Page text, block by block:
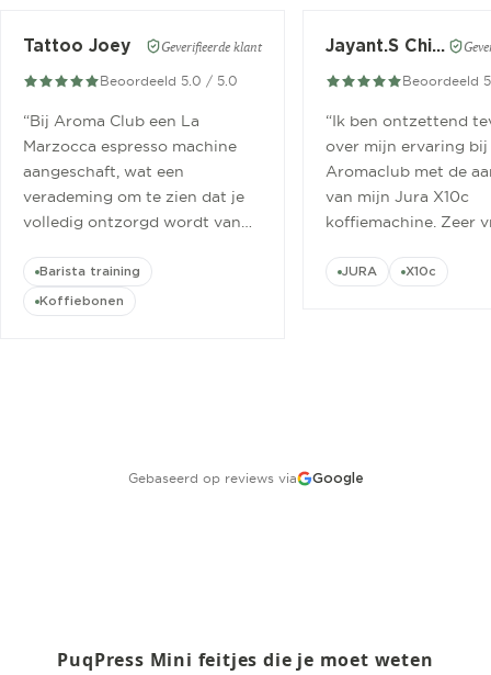
Tattoo Joey Geverifieerde klant
Beoordeeld 5.0 / 5.0
“Bij Aroma Club een La
Marzocca espresso machine
aangeschaft, wat een
verademing om te zien dat je
volledig ontzorgd wordt van
cursus.”
Barista training
Koffiebonen
Jayant.S Chitaroe
Beoordeeld
“Ik ben ontzettend
over mijn ervaring bij
Aromaclub met de
van mijn Jura X10c
koffiemachine. Zeer
JURA X10c
Gebaseerd op reviews via Google
PuqPress Mini feitjes die je moet weten